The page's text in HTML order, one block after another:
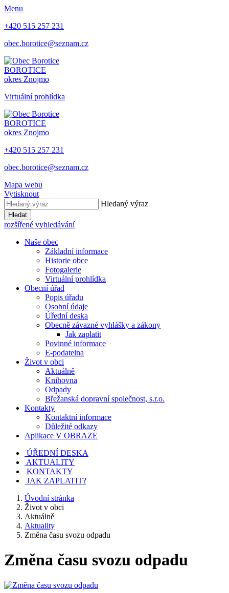
Menu
+420 515 257 231
obec.borotice@seznam.cz
BOROTICE
okres Znojmo
Virtuální prohlídka
BOROTICE
okres Znojmo
+420 515 257 231
obec.borotice@seznam.cz
Mapa webu
Vytisknout
Hledaný výraz
Hledat
rozšířené vyhledávání
Naše obec
Základní informace
Historie obce
Fotogalerie
Virtuální prohlídka
Obecní úřad
Popis úřadu
Osobní údaje
Úřední deska
Obecně závazné vyhlášky a zákony
Jak zaplatit
Povinné informace
E-podatelna
Život v obci
Aktuálně
Knihovna
Odpady
Břežanská dopravní společnost, s.r.o.
Kontakty
Kontaktní informace
Důležité odkazy
Aplikace V OBRAZE
ÚŘEDNÍ DESKA
AKTUALITY
KONTAKTY
JAK ZAPLATIT?
Úvodní stránka
Život v obci
Aktuálně
Aktuality
Změna času svozu odpadu
Změna času svozu odpadu